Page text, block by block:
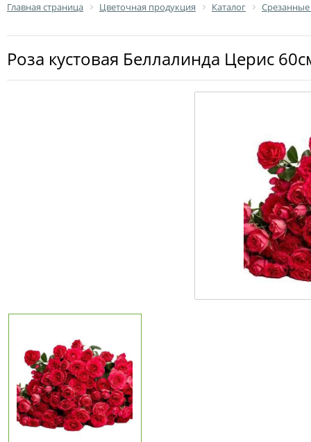
Главная страница Цветочная продукция Каталог
роза кустовая Беллалинда Церис